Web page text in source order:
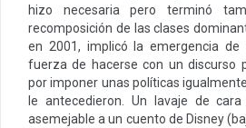
hizo necesaria pero terminó
recomposición de las clases
en 2001, implicó la emergencia de
fuerza de hacerse con un discurso
por imponer unas políticas
le antecedieron. Un lavaje de
asemejable a un cuento de Disney